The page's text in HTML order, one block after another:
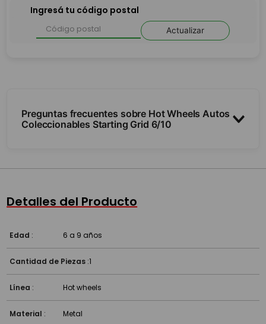
Ingresá tu código postal
Actualizar
Preguntas frecuentes sobre Hot Wheels Autos
Coleccionables Starting Grid 6/10
¿Sirven para jugar o coleccionar?
Detalles del Producto
Edad : 6 a 9 años
Cantidad de Piezas :1
Línea : Hot wheels
Material : Metal